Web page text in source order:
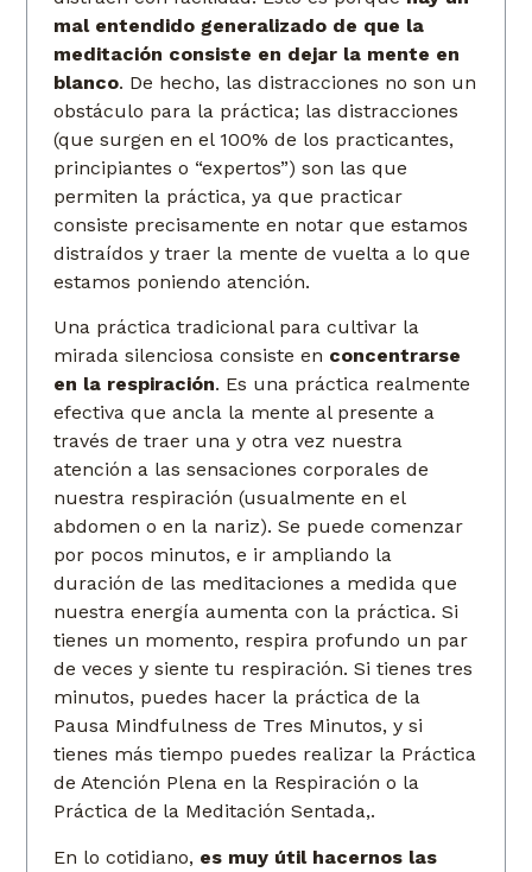
mal entendido generalizado de que la
meditación consiste en dejar la mente en
blanco. De hecho, las distracciones no son un
obstáculo para la práctica; las distracciones
(que surgen en el 100% de los practicantes,
principiantes o “expertos”) son las que
permiten la práctica, ya que practicar
consiste precisamente en notar que estamos
distraídos y traer la mente de vuelta a lo que
estamos poniendo atención.
Una práctica tradicional para cultivar la
mirada silenciosa consiste en concentrarse
en la respiración. Es una práctica realmente
efectiva que ancla la mente al presente a
través de traer una y otra vez nuestra
atención a las sensaciones corporales de
nuestra respiración (usualmente en el
abdomen o en la nariz). Se puede comenzar
por pocos minutos, e ir ampliando la
duración de las meditaciones a medida que
nuestra energía aumenta con la práctica. Si
tienes un momento, respira profundo un par
de veces y siente tu respiración. Si tienes tres
minutos, puedes hacer la práctica de la
Pausa Mindfulness de Tres Minutos, y si
tienes más tiempo puedes realizar la Práctica
de Atención Plena en la Respiración o la
Práctica de la Meditación Sentada,.
En lo cotidiano, es muy útil hacernos las